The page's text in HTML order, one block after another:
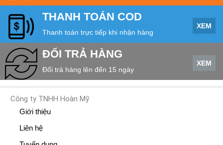
THANH TOÁN COD
Thanh toán trực tiếp khi nhận hàng
XEM
ĐỔI TRẢ HÀNG
Đổi trả hàng lên đến 15 ngày
XEM
Công ty TNHH Hoàn Mỹ
Giới thiệu
Liên hệ